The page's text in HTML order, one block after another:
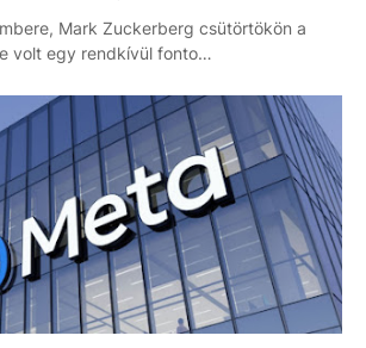
Mark Zuckerberg csütörtökön a
volt egy rendkívül fonto…